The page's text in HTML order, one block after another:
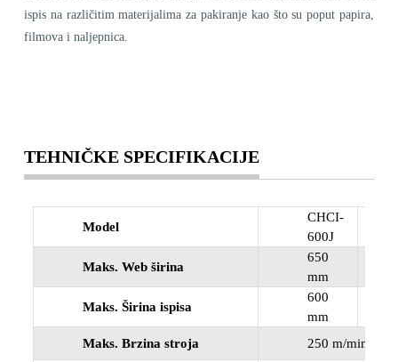
ispis na različitim materijalima za pakiranje kao što su poput papira,
filmova i naljepnica.
TEHNIČKE SPECIFIKACIJE
Model
CHCI-
600J
Maks. Web širina
650
mm
Maks. Širina ispisa
600
mm
Maks. Brzina stroja
250 m/min